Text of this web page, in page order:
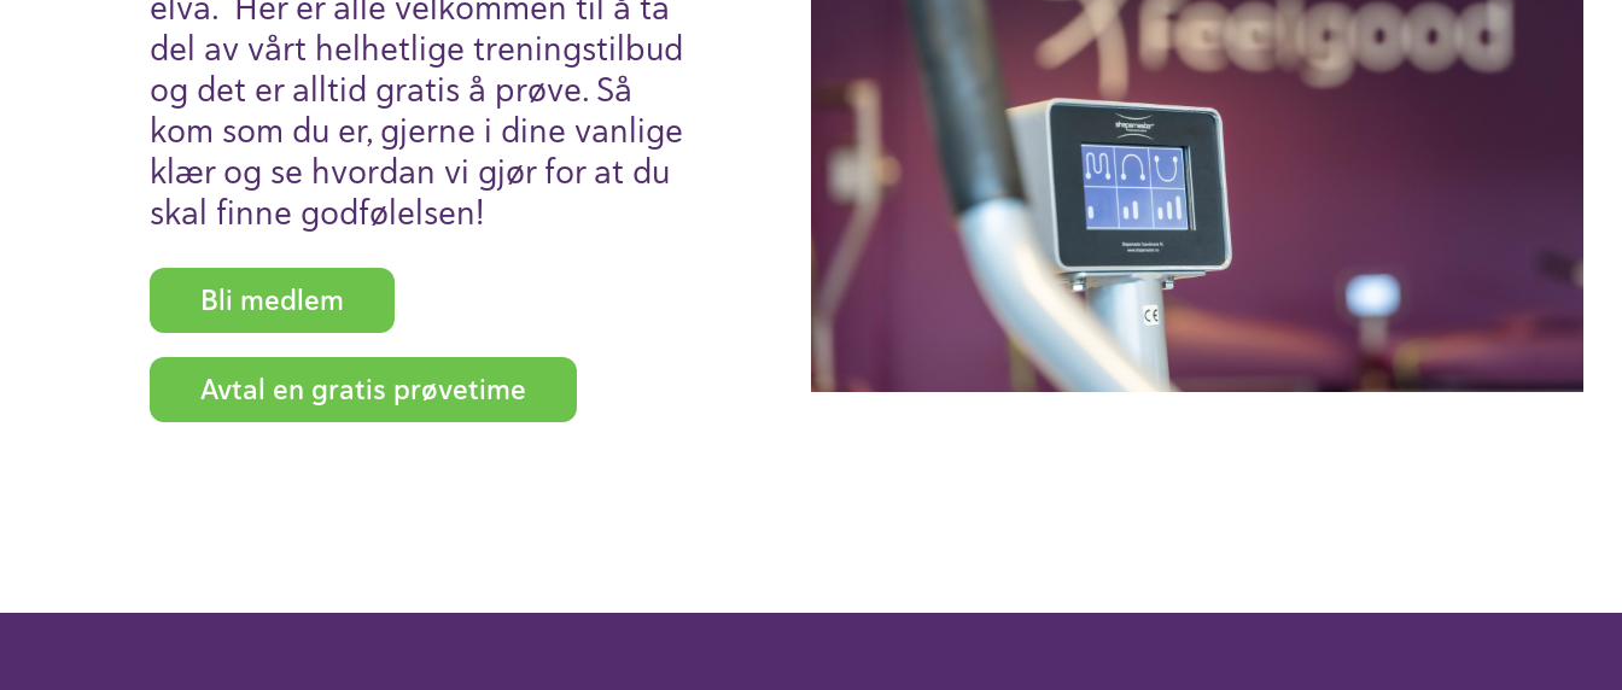
del av vårt helhet­lige trenings­tilbud
og det er alltid gratis å prøve. Så
kom som du er, gjerne i dine vanlige
klær og se hvordan vi gjør for at du
skal finne godfø­lelsen!
Bli medlem
Avtal en gratis prøve­time